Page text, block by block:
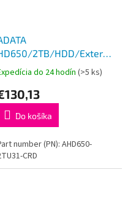
2TB/HDD/Externý/
3R
do 24 hodín(>5 ks)
Do košíka
number (PN): AHD650-
CRD